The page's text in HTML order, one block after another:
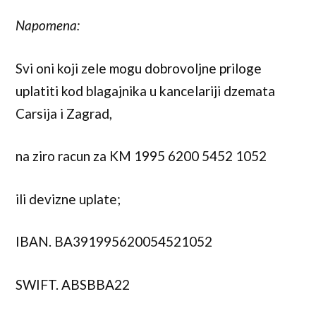
Napomena:
Svi oni koji zele mogu dobrovoljne priloge
uplatiti kod blagajnika u kancelariji dzemata
Carsija i Zagrad,
na ziro racun za KM 1995 6200 5452 1052
ili devizne uplate;
IBAN. BA391995620054521052
SWIFT. ABSBBA22